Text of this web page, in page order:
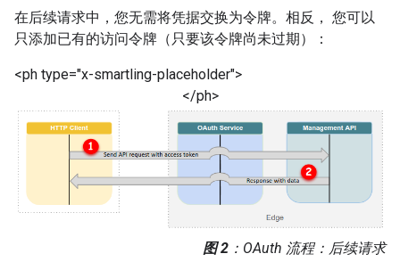
在后续请求中，您无需将凭据交换为令牌。相反， 您可以
只添加已有的访问令牌（只要该令牌尚未过期）：
<ph type="x-smartling-placeholder">
</ph>
图 2 ：OAuth 流程：后续请求